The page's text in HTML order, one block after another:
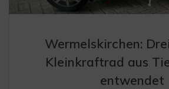
Wermelskirchen:
Kleinkraftrad aus
entwendet